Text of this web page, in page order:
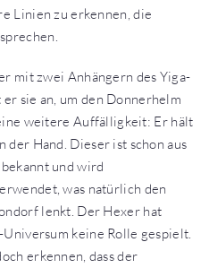
Linien zu erkennen, die
mit zwei Anhängern des Yiga-
sie an, um den Donnerhelm
weitere Auffälligkeit: Er hält
der Hand. Dieser ist schon aus
und wird
was natürlich den
lenkt. Der Hexer hat
keine Rolle gespielt.
erkennen, dass der